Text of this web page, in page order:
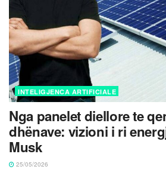
INTELIGJENCA ARTIFICIALE
Nga panelet diellore te
dhënave: vizioni i ri
Musk
25/05/2026